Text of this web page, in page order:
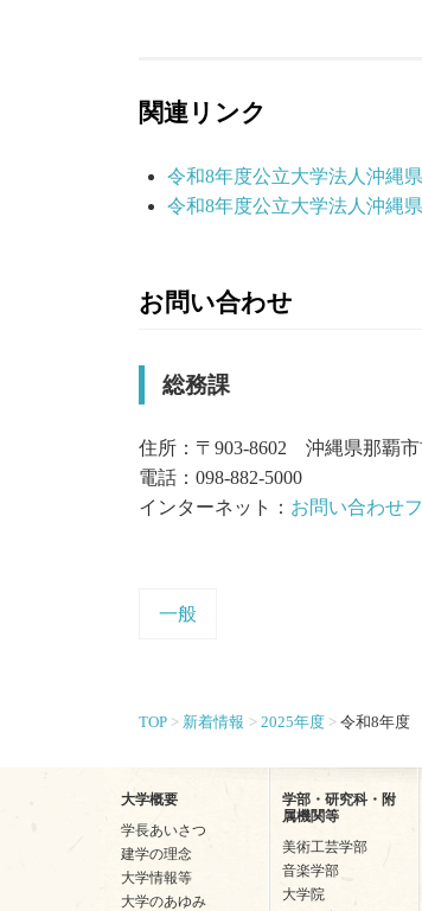
関連リンク
令和8年度公立大学法人沖縄
令和8年度公立大学法人沖縄
お問い合わせ
総務課
住所：〒903-8602 沖縄県那覇
電話：098-882-5000
インターネット： お問い合わせ
一般
TOP 新着情報 2025年度 令和8年度
大学概要
学長あいさつ
建学の理念
大学情報等
大学のあゆみ
学部・研究科・附
属機関等
美術工芸学部
音楽学部
大学院